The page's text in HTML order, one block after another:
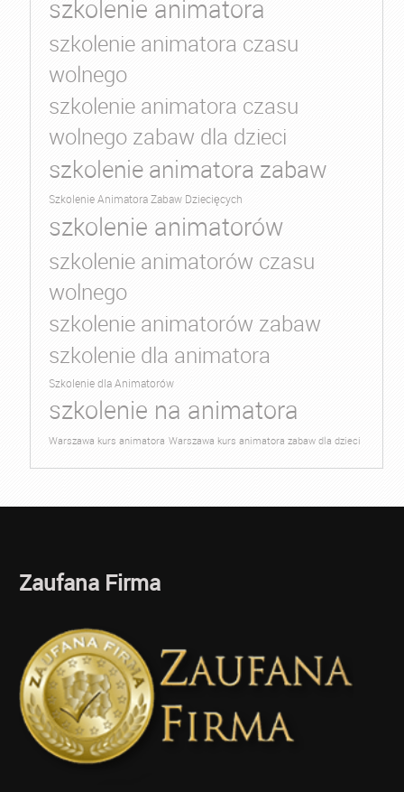
szkolenie animatora
szkolenie animatora czasu
wolnego
szkolenie animatora czasu
wolnego zabaw dla dzieci
szkolenie animatora zabaw
Szkolenie Animatora Zabaw Dziecięcych
szkolenie animatorów
szkolenie animatorów czasu
wolnego
szkolenie animatorów zabaw
szkolenie dla animatora
Szkolenie dla Animatorów
szkolenie na animatora
Warszawa kurs animatora Warszawa kurs animatora zabaw dla dzieci
Zaufana Firma